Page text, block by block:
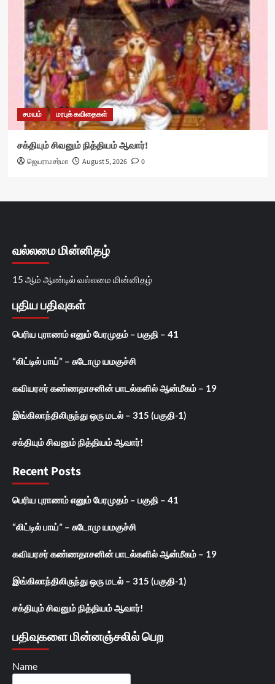
சமயம் மரபுக் கவிதைகள்
சக்தியும் சிவனும் நித்தியம் ஆவார்!
ஜெயராமசர்மா August 5, 2026 0
வல்லமை மின்னிதழ்
15 ஆம் ஆண்டில் வல்லமை மின்னிதழ்
புதிய பதிவுகள்
பெரிய புராணம் எனும் பேரமுதம் – பகுதி – 41
“லிட்டில் பாய்” – சுடோமு யமகுச்சி
கவியரசர் கண்ணதாசனின் பாடல்களில் ஆன்மீகம் – 19
இங்கிலாந்திலிருந்து ஒரு மடல் – 315 (பகுதி-1)
சக்தியும் சிவனும் நித்தியம் ஆவார்!
Recent Posts
பெரிய புராணம் எனும் பேரமுதம் – பகுதி – 41
“லிட்டில் பாய்” – சுடோமு யமகுச்சி
கவியரசர் கண்ணதாசனின் பாடல்களில் ஆன்மீகம் – 19
இங்கிலாந்திலிருந்து ஒரு மடல் – 315 (பகுதி-1)
சக்தியும் சிவனும் நித்தியம் ஆவார்!
பதிவுகளை மின்னஞ்சலில் பெற
Name